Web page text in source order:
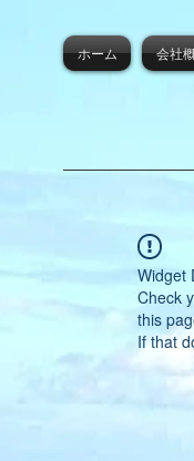
ホーム 会社
Widget
Check
this
If that